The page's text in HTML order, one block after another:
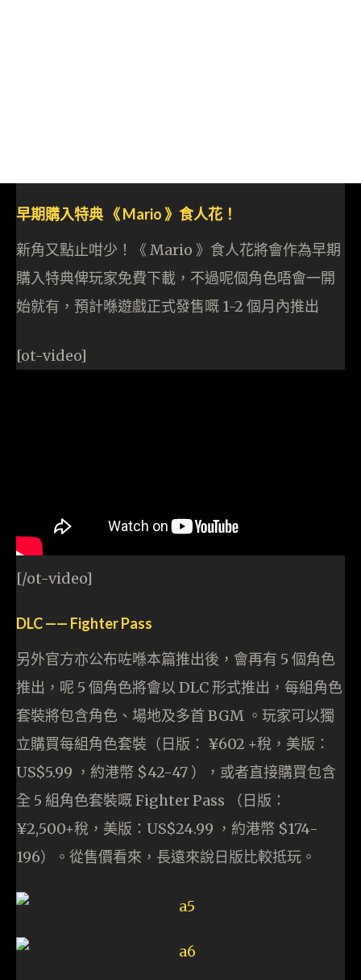
早期購入特典 《 Mario 》食人花！
新角又點止咁少！《 Mario 》食人花將會作為早期
購入特典俾玩家免費下載，不過呢個角色唔會一開
始就有，預計喺遊戲正式發售嘅 1-2 個月內推出
[ot-video]
[/ot-video]
DLC —— Fighter Pass
另外官方亦公布咗喺本篇推出後，會再有 5 個角色
推出，呢 5 個角色將會以 DLC 形式推出，每組角色
套裝將包含角色、場地及多首 BGM 。玩家可以獨
立購買每組角色套裝（日版： ¥602 +稅，美版：
US$5.99 ，約港幣 $42-47 ），或者直接購買包含
全 5 組角色套裝嘅 Fighter Pass （日版：
¥2,500+稅，美版：US$24.99 ，約港幣 $174-
196）。從售價看來，長遠來說日版比較抵玩。